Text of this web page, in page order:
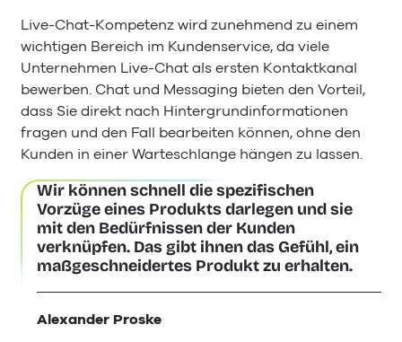
Live-Chat-Kompetenz wird zunehmend zu einem
wichtigen Bereich im Kundenservice, da viele
Unternehmen Live-Chat als ersten Kontaktkanal
bewerben. Chat und Messaging bieten den Vorteil,
dass Sie direkt nach Hintergrundinformationen
fragen und den Fall bearbeiten können, ohne den
Kunden in einer Warteschlange hängen zu lassen.
Wir können schnell die spezifischen
Vorzüge eines Produkts darlegen und sie
mit den Bedürfnissen der Kunden
verknüpfen. Das gibt ihnen das Gefühl, ein
maßgeschneidertes Produkt zu erhalten.
Alexander Proske